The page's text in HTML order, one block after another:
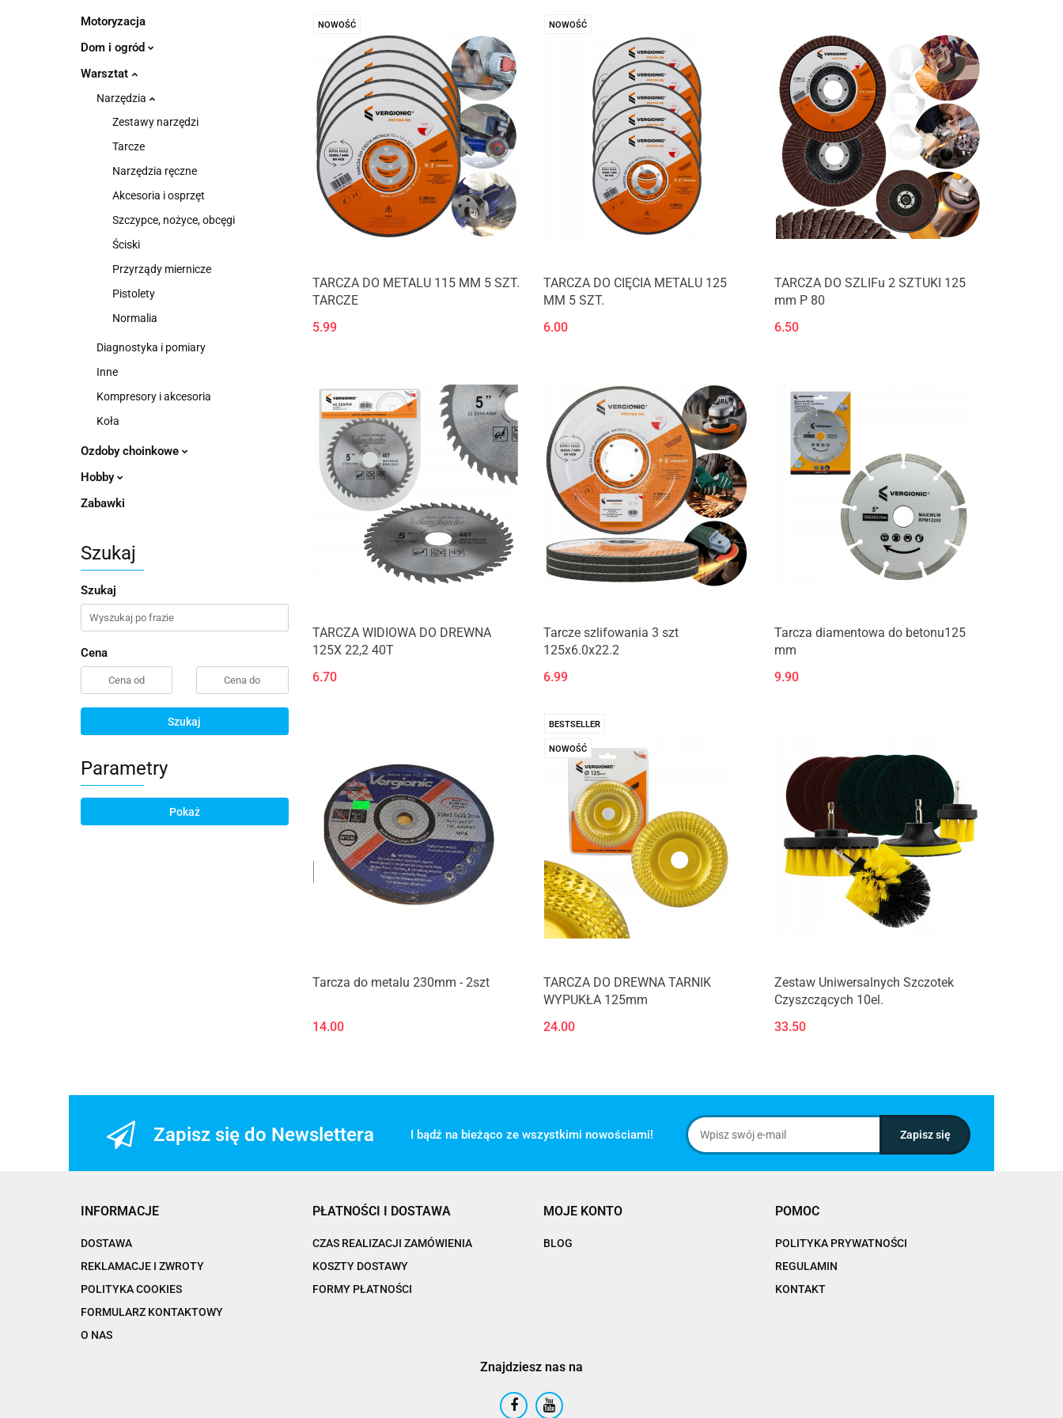
Motoryzacja
Dom i ogród
Warsztat
Narzędzia
Zestawy narzędzi
Tarcze
Narzędzia ręczne
Akcesoria i osprzęt
Szczypce, nożyce, obcęgi
Ściski
Przyrządy miernicze
Pistolety
Normalia
Diagnostyka i pomiary
Inne
Kompresory i akcesoria
Koła
Ozdoby choinkowe
Hobby
Zabawki
Szukaj
Szukaj
Cena
Szukaj
Parametry
Pokaż
NOWOŚĆ
TARCZA DO METALU 115 MM 5 SZT.
TARCZE
5.99
NOWOŚĆ
TARCZA DO CIĘCIA METALU 125
MM 5 SZT.
6.00
TARCZA DO SZLIFu 2 SZTUKI 125
mm P 80
6.50
TARCZA WIDIOWA DO DREWNA
125X 22,2 40T
6.70
Tarcze szlifowania 3 szt
125x6.0x22.2
6.99
Tarcza diamentowa do betonu125
mm
9.90
Tarcza do metalu 230mm - 2szt
14.00
BESTSELLER
NOWOŚĆ
TARCZA DO DREWNA TARNIK
WYPUKŁA 125mm
24.00
Zestaw Uniwersalnych Szczotek
Czyszczących 10el.
33.50
Zapisz się do Newslettera I bądź na bieżąco ze wszystkimi nowościami!
INFORMACJE
DOSTAWA
REKLAMACJE I ZWROTY
POLITYKA COOKIES
FORMULARZ KONTAKTOWY
O NAS
PŁATNOŚCI I DOSTAWA
CZAS REALIZACJI ZAMÓWIENIA
KOSZTY DOSTAWY
FORMY PŁATNOŚCI
MOJE KONTO
BLOG
POMOC
POLITYKA PRYWATNOŚCI
REGULAMIN
KONTAKT
Znajdziesz nas na